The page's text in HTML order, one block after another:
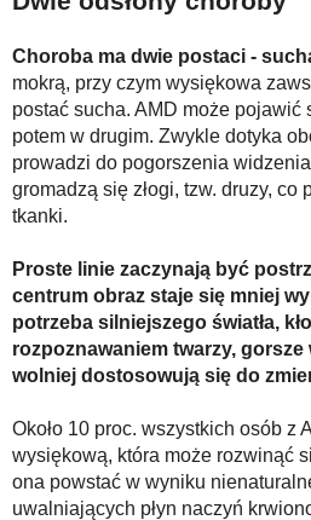
Choroba ma dwie postaci -
mokrą, przy czym wysiękowa
postać sucha. AMD może pojawić
potem w drugim. Zwykle dotyka
prowadzi do pogorszenia
gromadzą się złogi, tzw. druzy, co
tkanki.
Proste linie zaczynają być
centrum obraz staje się mniej
potrzeba silniejszego światła,
rozpoznawaniem twarzy, gorsze
wolniej dostosowują się do
Około 10 proc. wszystkich osób z
wysiękową, która może rozwinąć
ona powstać w wyniku
uwalniających płyn naczyń